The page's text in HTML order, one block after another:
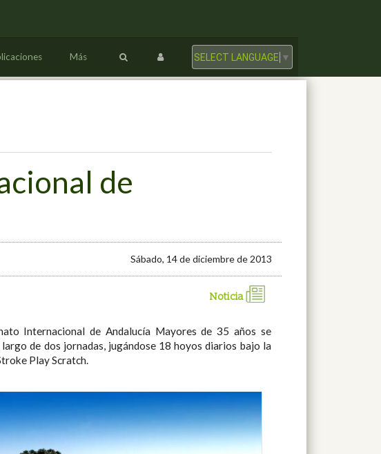
Más SELECT LANGUAGE ▼
de
Sábado, 14 de diciembre de 2013
Noticia
Internacional de Andalucía Mayores de 35 años se
de dos jornadas, jugándose 18 hoyos diarios bajo la
Play Scratch.